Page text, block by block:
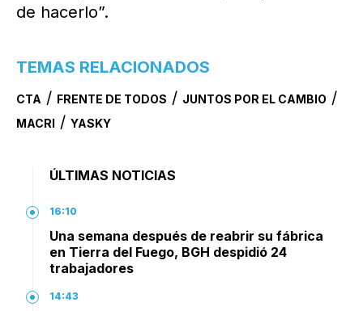
de hacerlo”.
TEMAS RELACIONADOS
CTA / FRENTE DE TODOS / JUNTOS POR EL CAMBIO /
MACRI / YASKY
ÚLTIMAS NOTICIAS
16:10
Una semana después de reabrir su fábrica
en Tierra del Fuego, BGH despidió 24
trabajadores
14:43